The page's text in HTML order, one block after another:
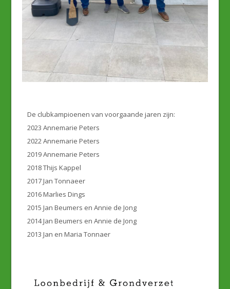
De clubkampioenen van voorgaande jaren zijn:
2023 Annemarie Peters
2022 Annemarie Peters
2019 Annemarie Peters
2018 Thijs Kappel
2017 Jan Tonnaeer
2016 Marlies Dings
2015 Jan Beumers en Annie de Jong
2014 Jan Beumers en Annie de Jong
2013 Jan en Maria Tonnaer